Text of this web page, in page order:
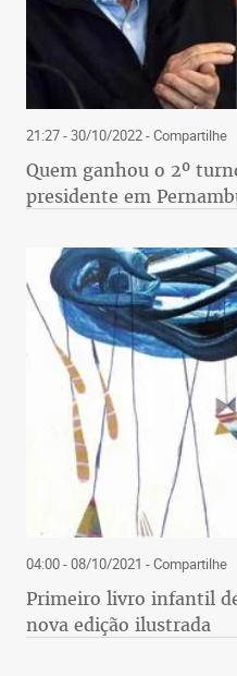
21:27 - 30/10/2022- Compartilhe
Quem ganhou o 2º
presidente em
04:00 - 08/10/2021 - Compartilhe
Primeiro livro infantil
nova edição ilustrada